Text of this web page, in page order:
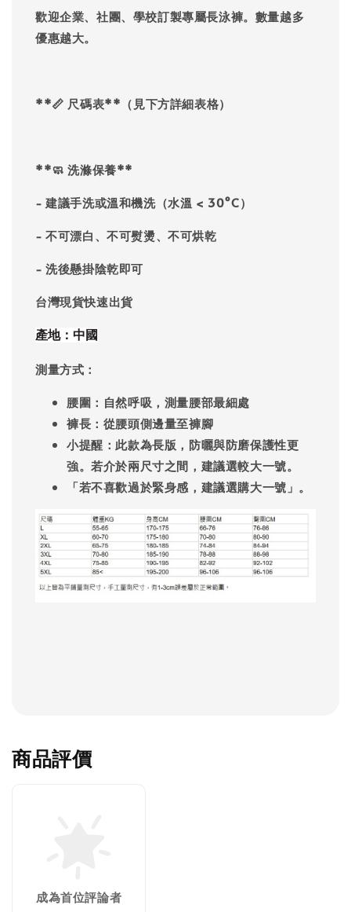
歡迎企業、社團、學校訂製專屬長泳褲。數量越多
優惠越大。
**📏 尺碼表**（見下方詳細表格）
**🧼 洗滌保養**
- 建議手洗或溫和機洗（水溫 < 30°C）
- 不可漂白、不可熨燙、不可烘乾
- 洗後懸掛陰乾即可
台灣現貨快速出貨
產地：中國
測量方式 ：
腰圍 ：自然呼吸，測量腰部最細處
褲長 ：從腰頭側邊量至褲腳
小提醒 ：此款為長版，防曬與防磨保護性更
強。若介於兩尺寸之間，建議選較大一號。
「若不喜歡過於緊身感，建議選購大一號」。
商品評價
成為首位評論者